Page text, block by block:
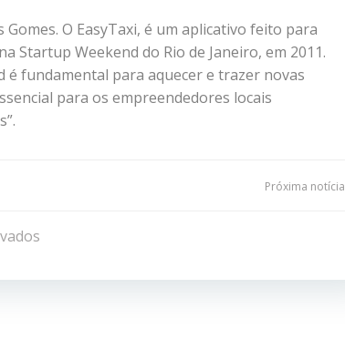
O EasyTaxi, é um aplicativo feito para
Startup Weekend do Rio de Janeiro, em 2011.
é fundamental para aquecer e trazer novas
para os empreendedores locais
Próxima notícia